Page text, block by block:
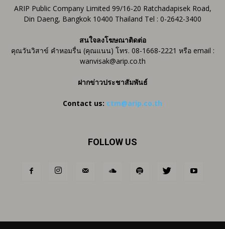
ARIP Public Company Limited 99/16-20 Ratchadapisek Road,
Din Daeng, Bangkok 10400 Thailand Tel : 0-2642-3400
สนใจลงโฆษณาติดต่อ
คุณวันวิสาข์ คำหอมรื่น (คุณแนน) โทร. 08-1668-2221 หรือ email :
wanvisak@arip.co.th
ฝากข่าวประชาสัมพันธ์
Contact us: ctm@arip.co.th
FOLLOW US